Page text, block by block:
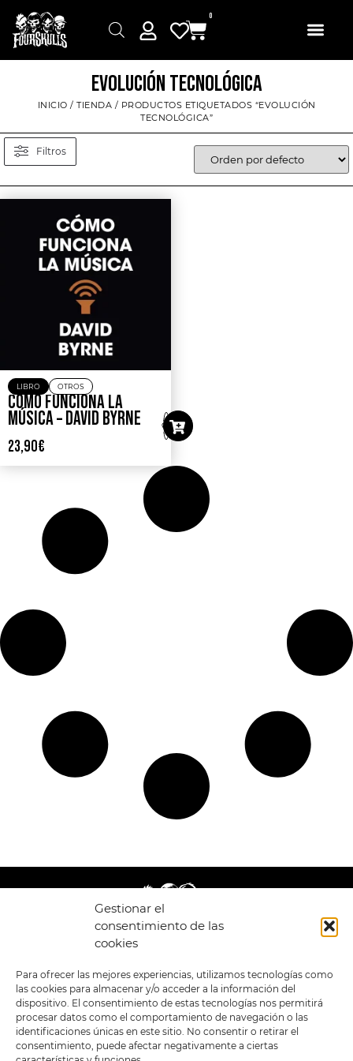
Gestionar el
consentimiento de las
cookies
Para ofrecer las mejores experiencias, utilizamos tecnologías como
las cookies para almacenar y/o acceder a la información del
dispositivo. El consentimiento de estas tecnologías nos permitirá
procesar datos como el comportamiento de navegación o las
identificaciones únicas en este sitio. No consentir o retirar el
consentimiento, puede afectar negativamente a ciertas
0
EVOLUCIÓN TECNOLÓGICA
INICIO / TIENDA / PRODUCTOS ETIQUETADOS “EVOLUCIÓN
TECNOLÓGICA”
Filtros
LIBRO OTROS
CÓMO FUNCIONA LA
MÚSICA – DAVID BYRNE
23,90€
LEGAL
POLÍTICA DE
PRIVACIDAD
TÉRMINOS Y
CONDICIONES
GENERALES DE LA
ENLACES
TIENDA
ESTILOS
FORMATOS
PREVENTAS
OFERTAS
MERCHANDISING